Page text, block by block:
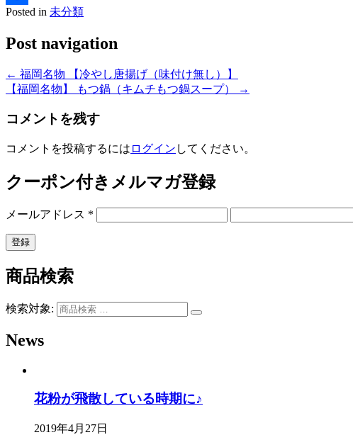
共
有
Posted in 未分類
Post navigation
← 福岡名物 【冷やし唐揚げ（味付け無し）】
【福岡名物】 もつ鍋（キムチもつ鍋スープ）
→
コメントを残す
コメントを投稿するには ログイン してください。
クーポン付きメルマガ登録
メールアドレス *
商品検索
検索対象:
News
花粉が飛散している時期に♪
2019年4月27日